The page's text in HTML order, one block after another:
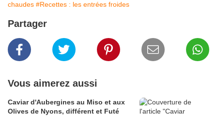
chaudes #Recettes : les entrées froides
Partager
Vous aimerez aussi
Caviar d'Aubergines au Miso et aux
Olives de Nyons, différent et Futé